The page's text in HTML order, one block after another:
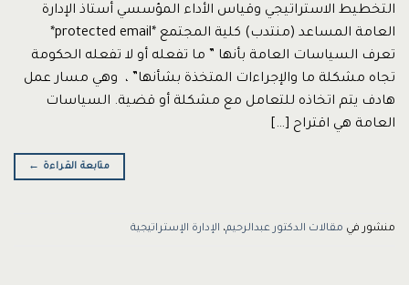
التخطيط الاستراتيجي وقياس الأداء المؤسسي أستاذ الإدارة
العامة المساعد (منتدب) كلية المجتمع *protected email*
تعرف السياسات العامة بأنها ” ما تفعله أو لا تفعله الحكومة
تجاه مشكلة ما والإجراءات المتخذة بشأنها” ، وهي مسار عمل
هادف يتم اتخاذه للتعامل مع مشكلة أو قضية. السياسات
العامة هي اقتراح […]
متابعة القراءة ←
منشور في مقالات الدكتور عبدالرحيم، الإدارة الإستراتيجية